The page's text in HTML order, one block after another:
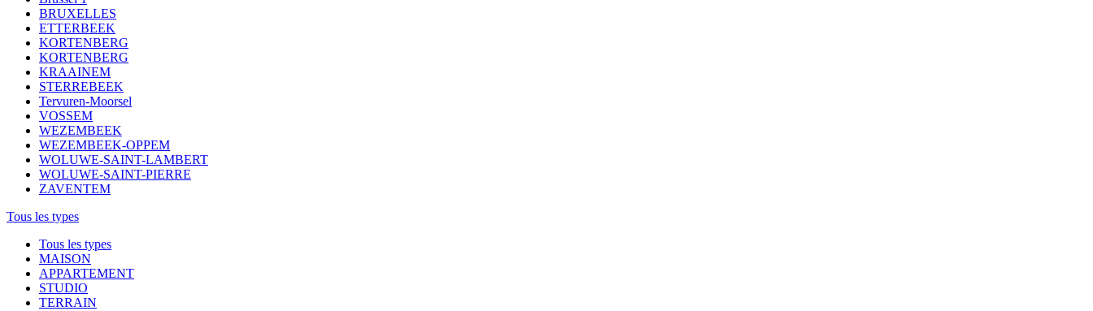
BRUXELLES
ETTERBEEK
KORTENBERG
KORTENBERG
KRAAINEM
STERREBEEK
Tervuren-Moorsel
VOSSEM
WEZEMBEEK
WEZEMBEEK-OPPEM
WOLUWE-SAINT-LAMBERT
WOLUWE-SAINT-PIERRE
ZAVENTEM
Tous les types
Tous les types
MAISON
APPARTEMENT
STUDIO
TERRAIN